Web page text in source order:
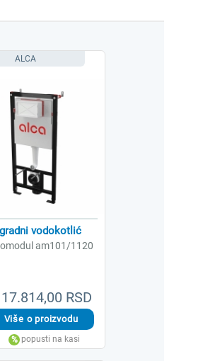
RSD
vodokotlić
am101/1120
ALCA